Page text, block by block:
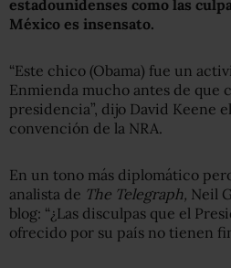
estadounidenses como las
México es insensato.
“Este chico (Obama) fue un
Enmienda mucho antes de que
presidencia”, dijo David Keene
convención de la NRA.
En un tono más diplomático
analista de The Telegraph, Neil
blog: “¿Las disculpas que el
ofrecido por su país no tienen